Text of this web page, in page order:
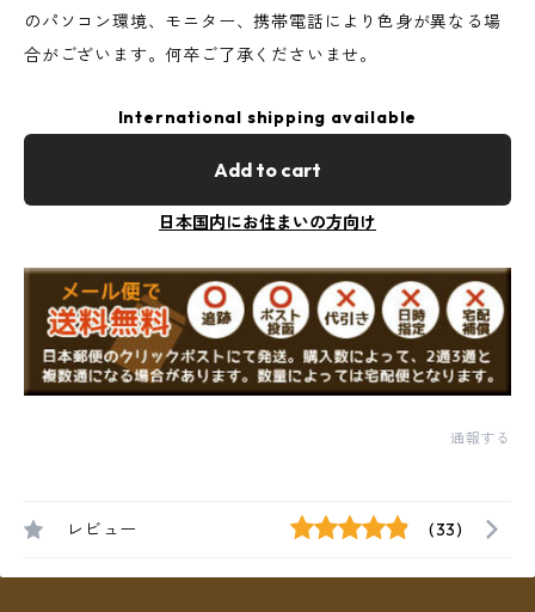
のパソコン環境、モニター、携帯電話により色身が異なる場
合がございます。何卒ご了承くださいませ。
International shipping available
Add to cart
日本国内にお住まいの方向け
通報する
レビュー (33)